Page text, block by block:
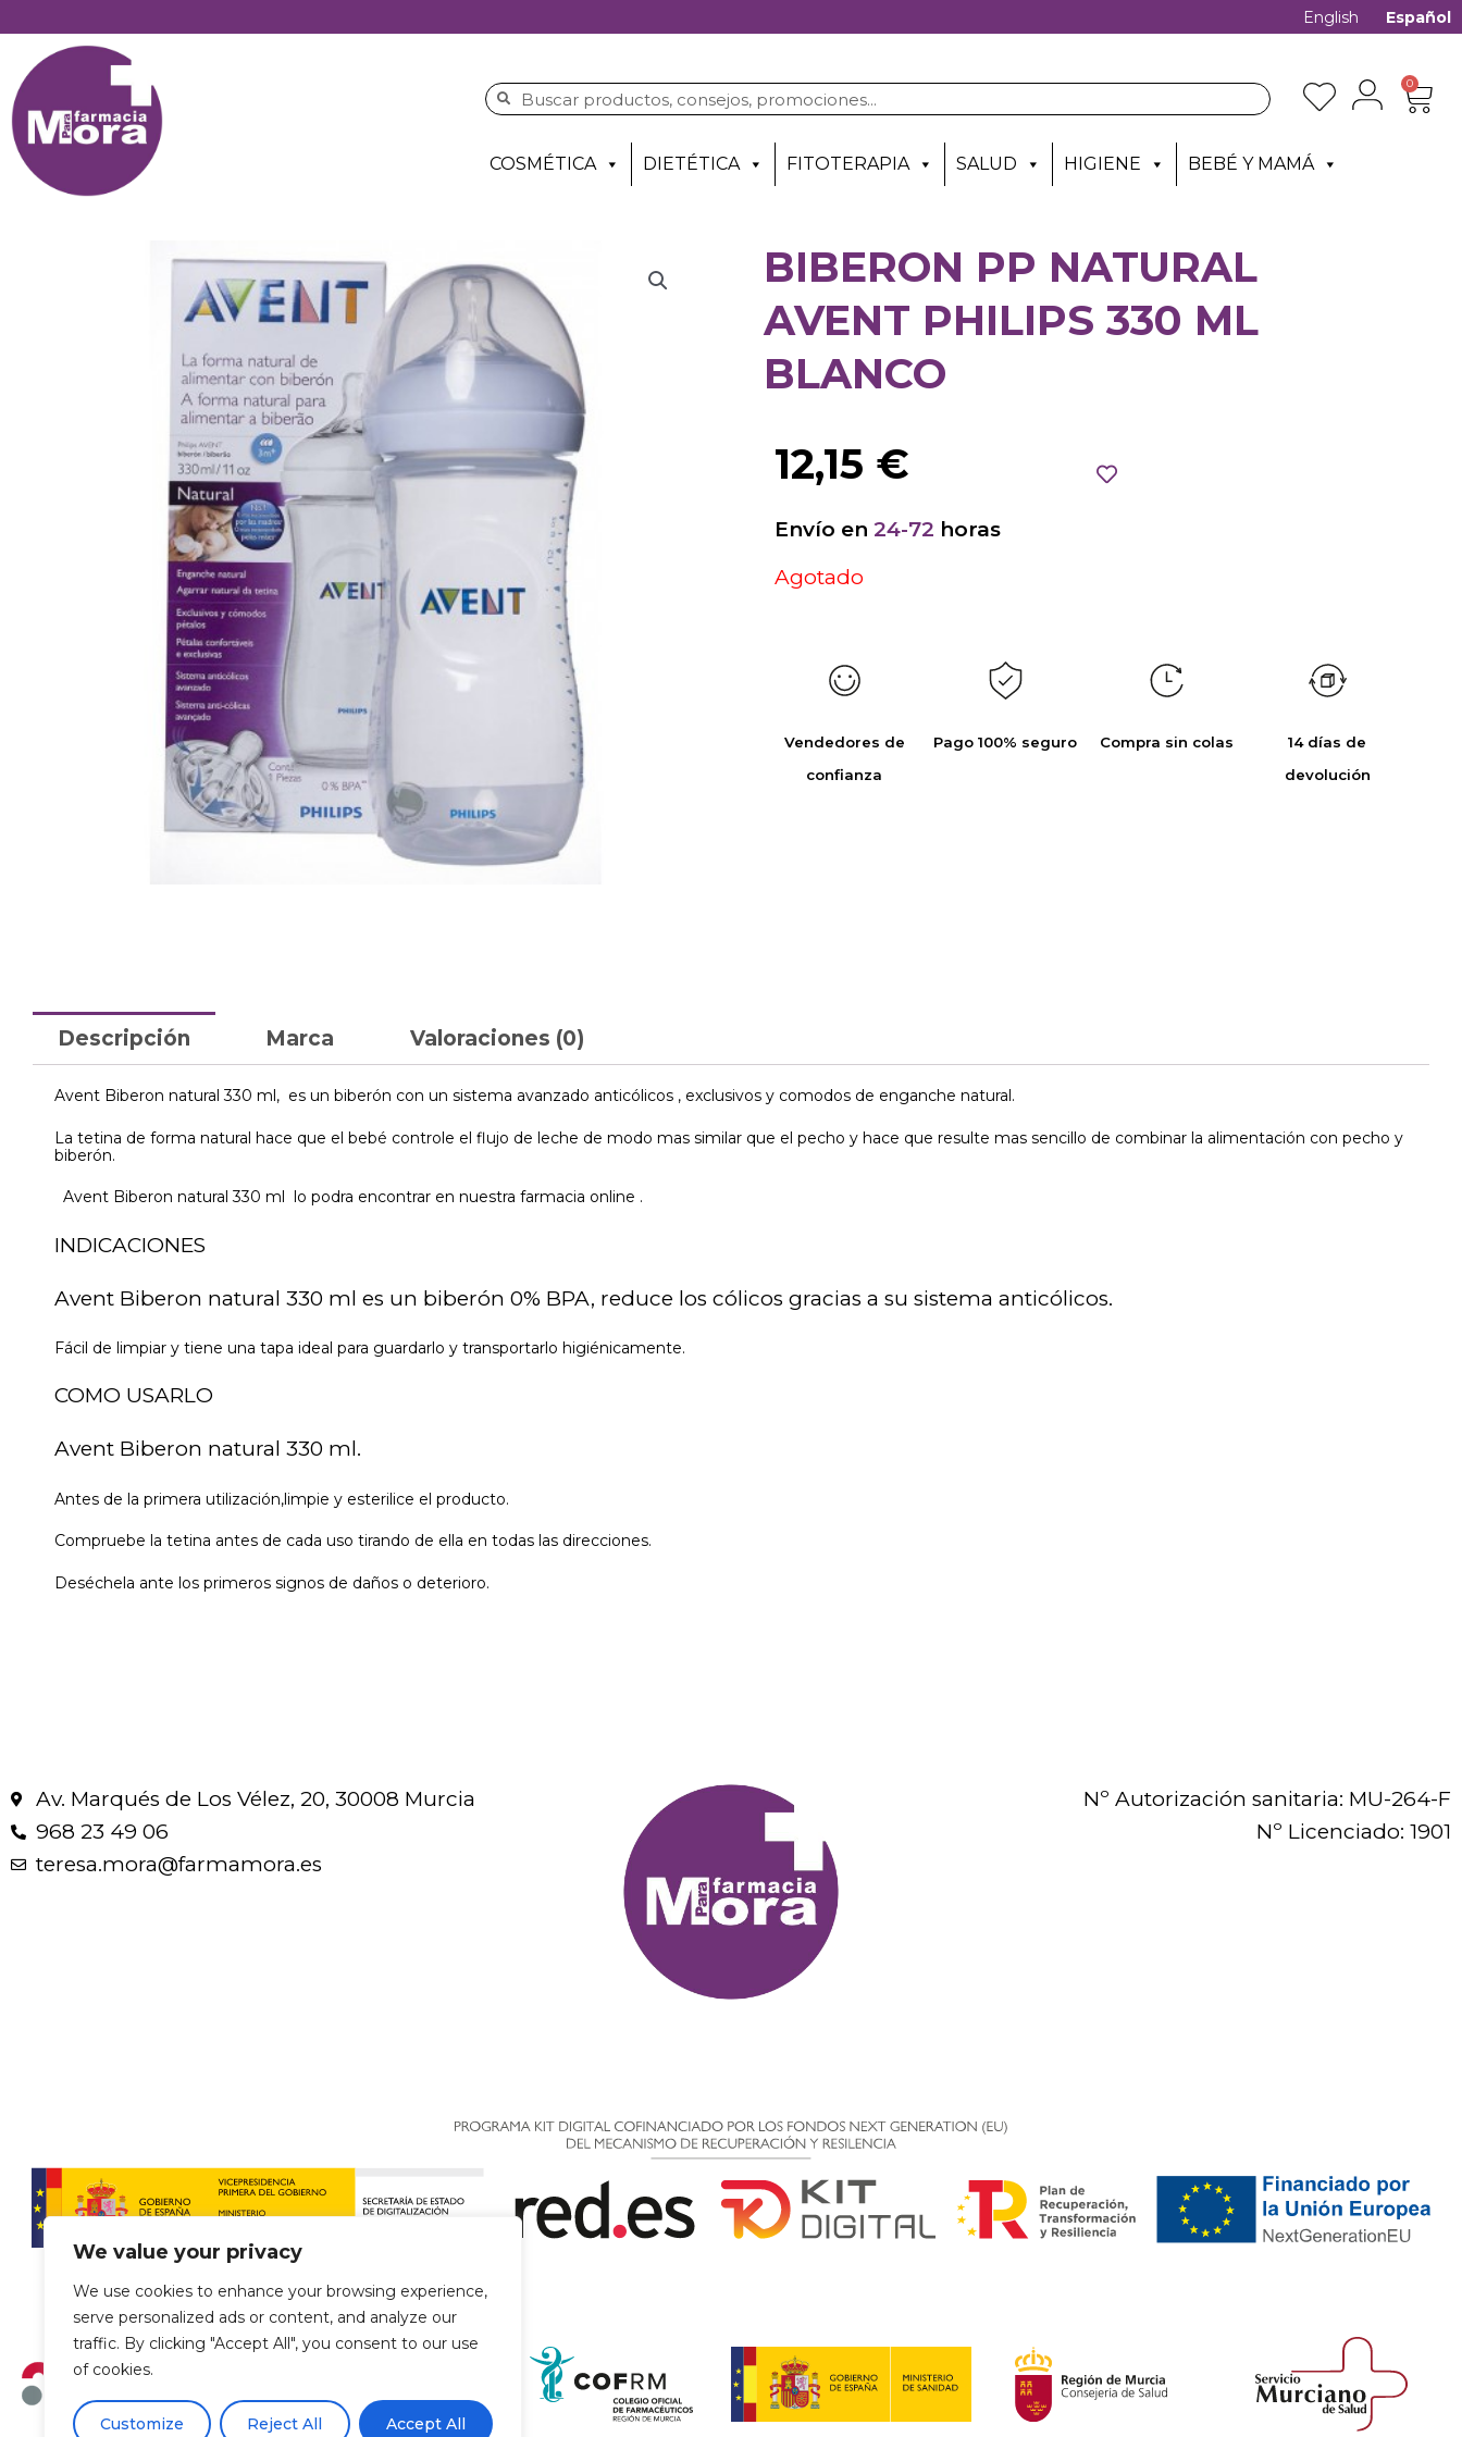
We value your privacy
We use cookies to enhance your browsing experience,
serve personalized ads or content, and analyze our
traffic. By clicking "Accept All", you consent to our use
of cookies.
Customize Reject All Accept All
English Español
0
COSMÉTICA DIETÉTICA FITOTERAPIA SALUD HIGIENE BEBÉ Y MAMÁ
BIBERON PP NATURAL
AVENT PHILIPS 330 ML
BLANCO
12,15 €
Envío en 24-72 horas
Agotado
Vendedores de
confianza
Pago 100% seguro Compra sin colas
14 días de
devolución
Descripción Marca Valoraciones (0)
Avent Biberon natural 330 ml, es un biberón con un sistema avanzado anticólicos , exclusivos y comodos de enganche natural.
La tetina de forma natural hace que el bebé controle el flujo de leche de modo mas similar que el pecho y hace que resulte mas sencillo de combinar la alimentación con pecho y
biberón.
Avent Biberon natural 330 ml lo podra encontrar en nuestra farmacia online .
INDICACIONES
Avent Biberon natural 330 ml es un biberón 0% BPA, reduce los cólicos gracias a su sistema anticólicos.
Fácil de limpiar y tiene una tapa ideal para guardarlo y transportarlo higiénicamente.
COMO USARLO
Avent Biberon natural 330 ml.
Antes de la primera utilización,limpie y esterilice el producto.
Compruebe la tetina antes de cada uso tirando de ella en todas las direcciones.
Deséchela ante los primeros signos de daños o deterioro.
Av. Marqués de Los Vélez, 20, 30008 Murcia
968 23 49 06
teresa.mora@farmamora.es
Nº Autorización sanitaria: MU-264-F
Nº Licenciado: 1901